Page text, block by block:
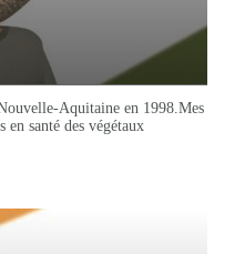
Aquitaine en 1998.Mes
en santé des végétaux